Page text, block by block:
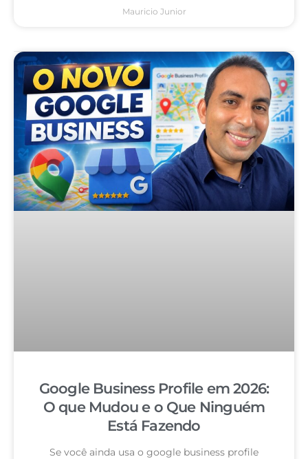
Mauricio Junior
Google Business Profile em 2026:
O que Mudou e o Que Ninguém
Está Fazendo
Se você ainda usa o google business profile